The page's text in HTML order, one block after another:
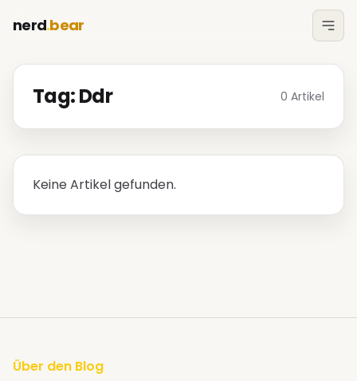
nerd.bear
Tag: Ddr 0 Artikel
Keine Artikel gefunden.
Über den Blog